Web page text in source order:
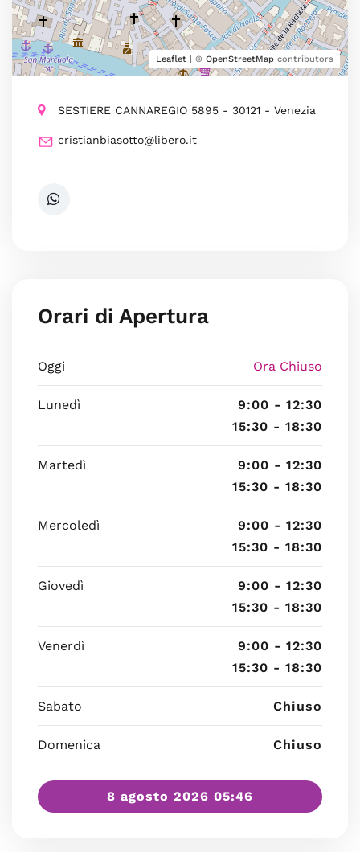
Leaflet | © OpenStreetMap contributors
SESTIERE CANNAREGIO 5895 - 30121 - Venezia
cristianbiasotto@libero.it
Orari di Apertura
Oggi Ora Chiuso
Lunedì
9:00 - 12:30
15:30 - 18:30
Martedì
9:00 - 12:30
15:30 - 18:30
Mercoledì
9:00 - 12:30
15:30 - 18:30
Giovedì
9:00 - 12:30
15:30 - 18:30
Venerdì
9:00 - 12:30
15:30 - 18:30
Sabato Chiuso
Domenica Chiuso
8 agosto 2026 05:46